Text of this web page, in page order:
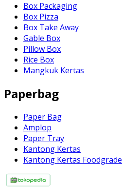
Box Packaging
Box Pizza
Box Take Away
Gable Box
Pillow Box
Rice Box
Mangkuk Kertas
Paperbag
Paper Bag
Amplop
Paper Tray
Kantong Kertas
Kantong Kertas Foodgrade